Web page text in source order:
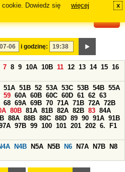
Dowiedz się
więcej x
i godzinę:
7 8 9 10A 10B 11 12 13 14 15 16
51A 51B 52 53A 53C 53B 54B 55A
59 60A 60B 60C 60D 61 62 63
68 69A 69B 70 71A 71B 72A 72B
80B 81A 81B 82A 82B 83 84A
88A 88B 88C 88D 89 90 91A 91B
97B 99 100 101 201 202 6.
F1
N4B N5A N5B N6 N7A N7B
N8